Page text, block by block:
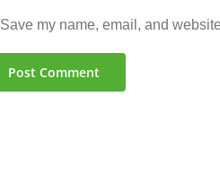
Save my name, email, and